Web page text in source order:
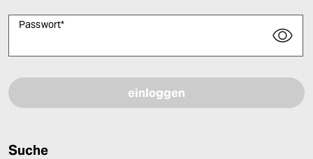
Passwort*
Suche